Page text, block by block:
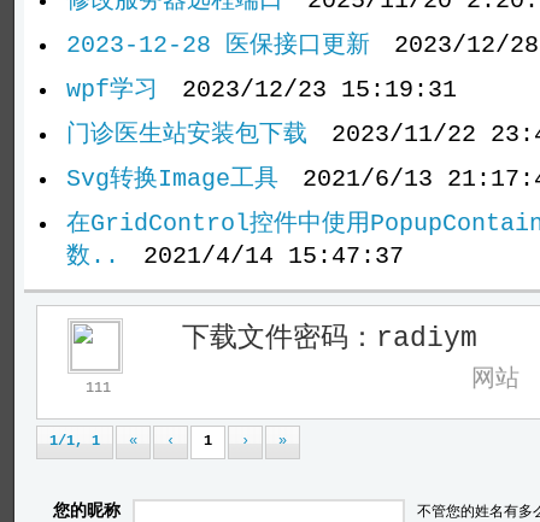
2023-12-28 医保接口更新
2023/12/
wpf学习
2023/12/23 15:19:31
门诊医生站安装包下载
2023/11/22
Svg转换Image工具
2021/6/13
在GridControl控件中使用
数..
2021/4/14 15:47:37
111
下载文件密码：radiym
网站
1/1, 1 « ‹ 1 › »
您的昵称 不管您的姓名有多